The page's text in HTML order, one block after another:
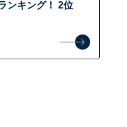
ンキング！ 2位